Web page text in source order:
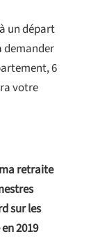
un départ
demander
6
votre
retraite
sur les
2019